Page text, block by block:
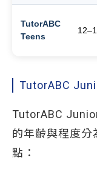
TutorABC
Teens
TutorABC
TutorABC
的年齡與程度分
點：